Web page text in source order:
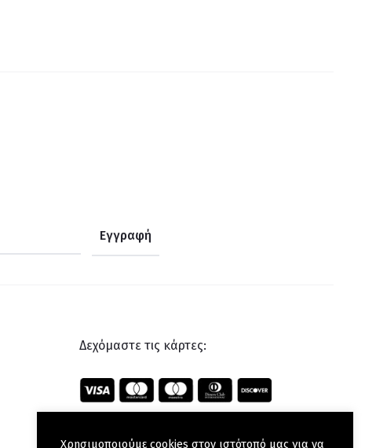
Δεχόμαστε τις κάρτες:
Χρησιμοποιούμε cookies στον ιστότοπό μας για να